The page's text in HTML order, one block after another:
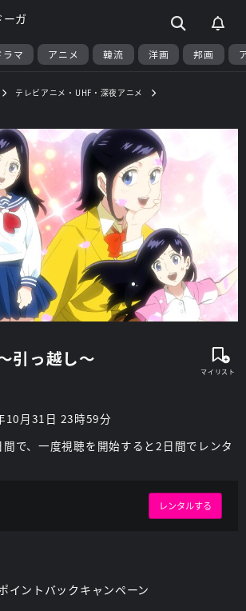
ラマ アニメ 韓流 洋画 邦画
テレビアニメ・UHF・深夜アニメ
引っ越し～
10月31日 23時59分
で、一度視聴を開始すると2日間でレンタ
レンタルする